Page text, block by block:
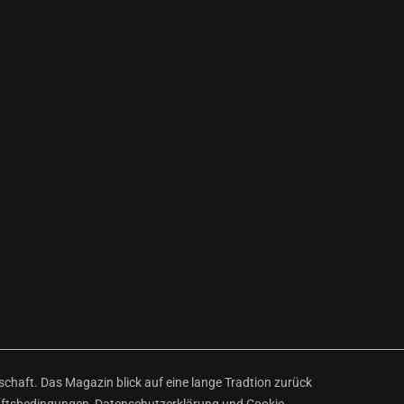
Das Magazin blick auf eine lange Tradtion zurück